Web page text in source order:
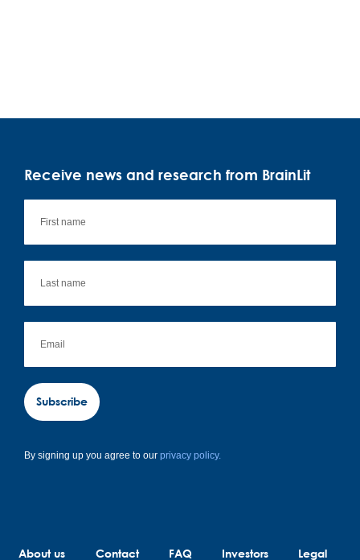
Receive news and research from BrainLit
Subscribe
By signing up you agree to our privacy policy.
About us Contact FAQ Investors Legal